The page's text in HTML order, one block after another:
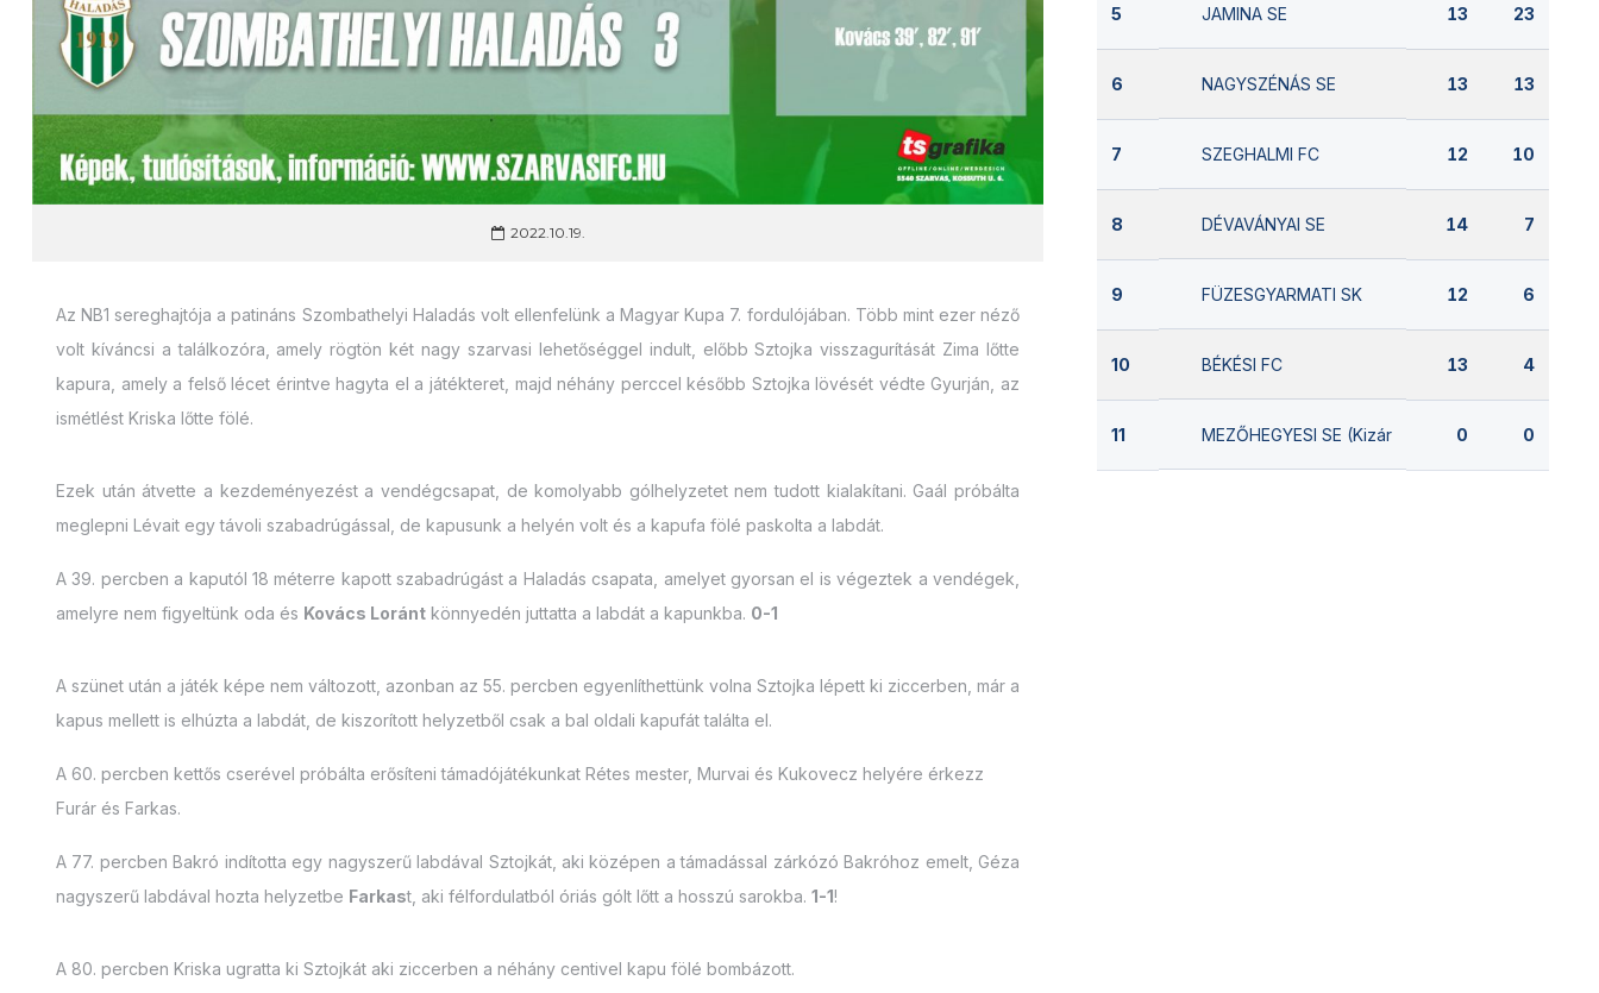
2022.10.19.
Az NB1 sereghajtója a patináns Szombathelyi Haladás volt ellenfelünk a Magyar Kupa 7. fordulójában. Több mint ezer néző
volt kíváncsi a találkozóra, amely rögtön két nagy szarvasi lehetőséggel indult, előbb Sztojka visszagurítását Zima lőtte
kapura, amely a felső lécet érintve hagyta el a játékteret, majd néhány perccel később Sztojka lövését védte Gyurján, az
ismétlést Kriska lőtte fölé.
Ezek után átvette a kezdeményezést a vendégcsapat, de komolyabb gólhelyzetet nem tudott kialakítani. Gaál próbálta
meglepni Lévait egy távoli szabadrúgással, de kapusunk a helyén volt és a kapufa fölé paskolta a labdát.
A 39. percben a kaputól 18 méterre kapott szabadrúgást a Haladás csapata, amelyet gyorsan el is végeztek a vendégek,
amelyre nem figyeltünk oda és Kovács Loránt könnyedén juttatta a labdát a kapunkba. 0-1
A szünet után a játék képe nem változott, azonban az 55. percben egyenlíthettünk volna Sztojka lépett ki ziccerben, már a
kapus mellett is elhúzta a labdát, de kiszorított helyzetből csak a bal oldali kapufát találta el.
A 60. percben kettős cserével próbálta erősíteni támadójátékunkat Rétes mester, Murvai és Kukovecz helyére érkezz
Furár és Farkas.
A 77. percben Bakró indította egy nagyszerű labdával Sztojkát, aki középen a támadással zárkózó Bakróhoz emelt, Géza
nagyszerű labdával hozta helyzetbe Farkast, aki félfordulatból óriás gólt lőtt a hosszú sarokba. 1-1!
A 80. percben Kriska ugratta ki Sztojkát aki ziccerben a néhány centivel kapu fölé bombázott.
5 JAMINA SE 13 23
6 NAGYSZÉNÁS SE 13 13
7 SZEGHALMI FC 12 10
8 DÉVAVÁNYAI SE 14 7
9 FÜZESGYARMATI SK 12 6
10 BÉKÉSI FC 13 4
11 MEZŐHEGYESI SE (Kizárva) 0 0